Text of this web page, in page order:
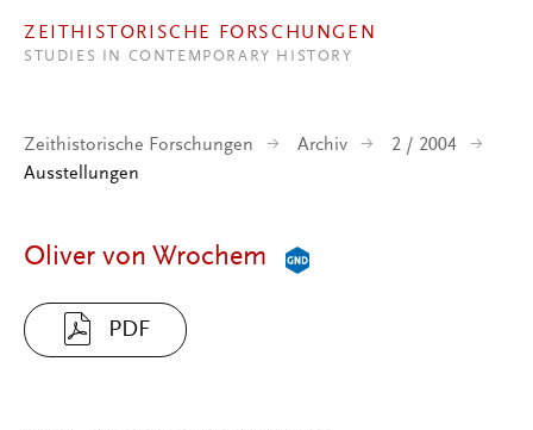
ZEITHISTORISCHE FORSCHUNGEN
STUDIES IN CONTEMPORARY HISTORY
Zeithistorische Forschungen Archiv
2 / 2004
Ausstellungen
Oliver von Wrochem
PDF